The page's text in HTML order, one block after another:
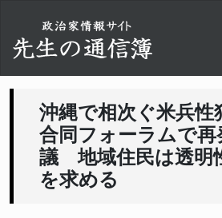
沖縄で相次ぐ米兵性
合同フォーラムで再
議 地域住民は透明
を求める